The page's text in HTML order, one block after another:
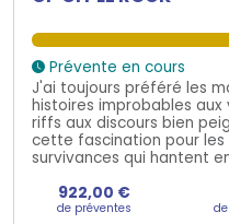
Prévente en cours
J'ai toujours préféré les
histoires improbables
riffs aux discours bien
cette fascination pour
survivances qui hantent
922,00 €
de préventes